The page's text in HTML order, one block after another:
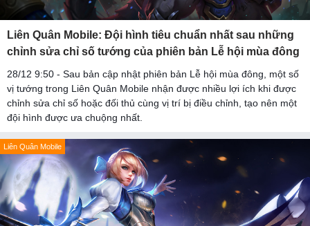
Liên Quân Mobile: Đội hình tiêu chuẩn nhất sau những
chỉnh sửa chỉ số tướng của phiên bản Lễ hội mùa đông
28/12 9:50 - Sau bản cập nhật phiên bản Lễ hội mùa đông, một số
vị tướng trong Liên Quân Mobile nhận được nhiều lợi ích khi được
chỉnh sửa chỉ số hoặc đối thủ cùng vị trí bị điều chỉnh, tạo nên một
đội hình được ưa chuộng nhất.
Liên Quân Mobile